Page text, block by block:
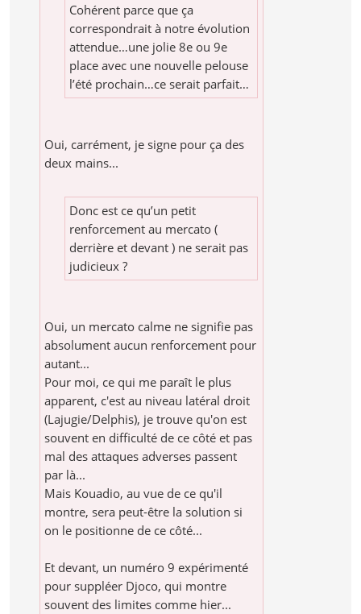
Cohérent parce que ça
correspondrait à notre évolution
attendue…une jolie 8e ou 9e
place avec une nouvelle pelouse
l’été prochain…ce serait parfait…
Oui, carrément, je signe pour ça des
deux mains...
Donc est ce qu’un petit
renforcement au mercato (
derrière et devant ) ne serait pas
judicieux ?
Oui, un mercato calme ne signifie pas
absolument aucun renforcement pour
autant...
Pour moi, ce qui me paraît le plus
apparent, c'est au niveau latéral droit
(Lajugie/Delphis), je trouve qu'on est
souvent en difficulté de ce côté et pas
mal des attaques adverses passent
par là...
Mais Kouadio, au vue de ce qu'il
montre, sera peut-être la solution si
on le positionne de ce côté...
Et devant, un numéro 9 expérimenté
pour suppléer Djoco, qui montre
souvent des limites comme hier...